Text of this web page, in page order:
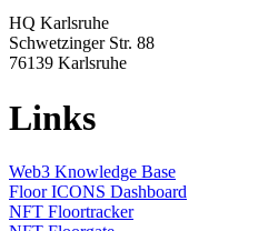
HQ Karlsruhe
Schwetzinger Str. 88
76139 Karlsruhe
Links
Web3 Knowledge Base
Floor ICONS Dashboard
NFT Floortracker